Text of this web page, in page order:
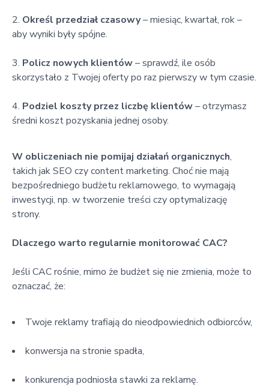
Określ przedział czasowy– miesiąc, kwartał, rok –
aby wyniki były spójne.
Policz nowych klientów– sprawdź, ile osób
skorzystało z Twojej oferty po raz pierwszy w tym czasie.
Podziel koszty przez liczbę klientów– otrzymasz
średni koszt pozyskania jednej osoby.
W obliczeniach nie pomijaj działań organicznych,
takich jak SEO czy content marketing. Choć nie mają
bezpośredniego budżetu reklamowego, to wymagają
inwestycji, np. w tworzenie treści czy optymalizację
strony.
Dlaczego warto regularnie monitorować CAC?
Jeśli CAC rośnie, mimo że budżet się nie zmienia, może to
oznaczać, że:
Twoje reklamy trafiają do nieodpowiednich odbiorców,
konwersja na stronie spadła,
konkurencja podniosła stawki za reklamę.